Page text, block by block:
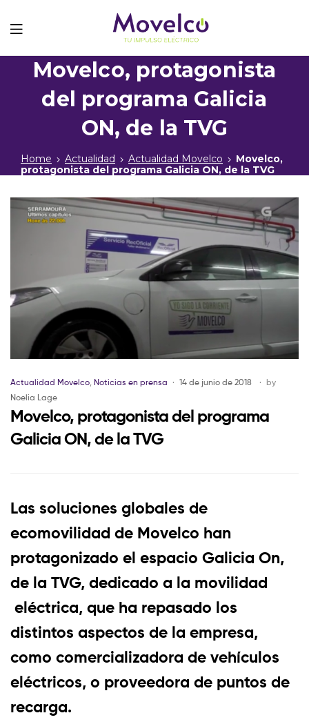
Movelco
Movelco, protagonista
del programa Galicia
ON, de la TVG
Home Actualidad Actualidad Movelco
Movelco,
protagonista del programa Galicia ON, de la TVG
Actualidad Movelco, Noticias en prensa 14 de junio de 2018
by
Noelia Lage
Movelco, protagonista del programa
Galicia ON, de la TVG
Las soluciones globales de
ecomovilidad de Movelco han
protagonizado el espacio Galicia On,
de la TVG, dedicado a la movilidad
eléctrica, que ha repasado los
distintos aspectos de la empresa,
como comercializadora de vehículos
eléctricos, o proveedora de puntos de
recarga.